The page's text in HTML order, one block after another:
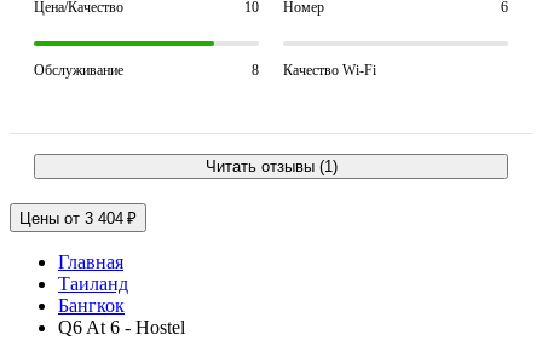
Цена/Качество 10 Номер 6
Обслуживание 8 Качество Wi-Fi
Читать отзывы (1)
Цены от 3 404 ₽
Главная
Таиланд
Бангкок
Q6 At 6 - Hostel